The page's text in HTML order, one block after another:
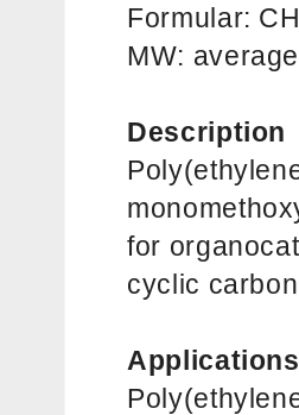
Formular:
MW:
Description
for
cyclic
Applications